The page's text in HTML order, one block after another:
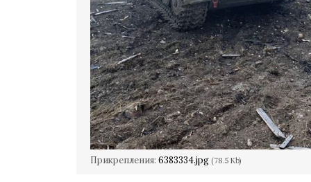
Прикрепления: 6383334.jpg (78.5 Kb)